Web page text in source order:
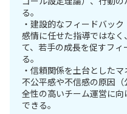
る。
・建設的なフィードバッ
感情に任せた指導ではな
て、若手の成長を促すフ
る。
・信頼関係を土台とした
不公平感や不信感の原因
全性の高いチーム運営に
できる。